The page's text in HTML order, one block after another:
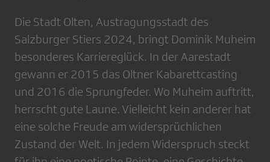
Die Stadt Olten, Austragungsstadt des
Salzburger Stiers 2024, bringt Dominik Muheim
besonderes Karriereglück. In der Aarestadt
gewann er 2015 das Oltner Kabarettcasting
und 2016 die Sprungfeder. Wo Muheim auftritt,
herrscht gute Laune. Vielleicht kein anderer hat
eine solche Freude am widersprüchlichen
Zustand der Welt. In jedem Widerspruch steckt